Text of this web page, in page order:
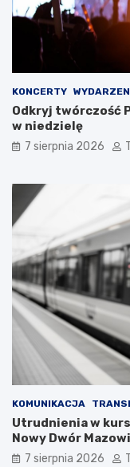
KONCERTY
Odkryj twórczość
w niedzielę
7 sierpnia 2026
KOMUNIKACJA
Utrudnienia w
Nowy Dwór
7 sierpnia 2026